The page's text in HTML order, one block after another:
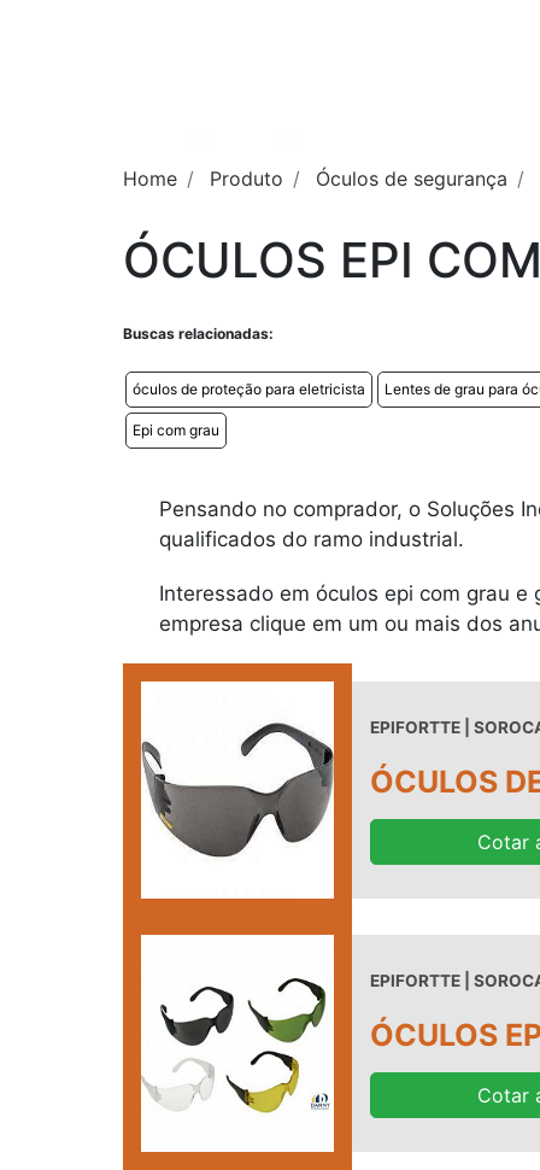
Home Produto Óculos de segurança
ÓCULOS EPI
Buscas relacionadas:
óculos de proteção para eletricista Lentes de grau para
Epi com grau
Pensando no comprador, o Soluções
qualificados do ramo industrial.
Interessado em óculos epi com grau
empresa clique em um ou mais dos
EPIFORTTE |
ÓCULOS
Cotar
EPIFORTTE |
ÓCULOS
Cotar